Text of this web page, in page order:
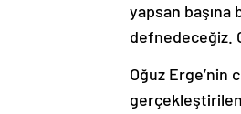
yapsan başına
defnedeceğiz.
Oğuz Erge’nin